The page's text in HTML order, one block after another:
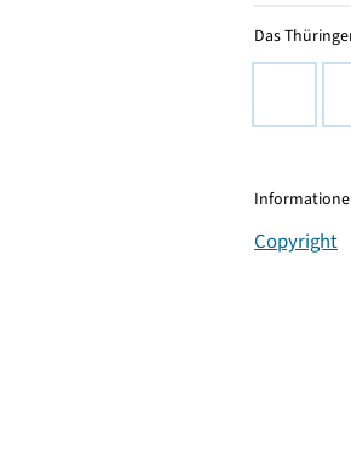
Das
Copyright